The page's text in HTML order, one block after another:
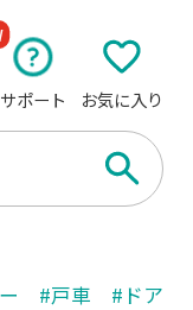
サポート お気に入り
#戸車
#ドアノ